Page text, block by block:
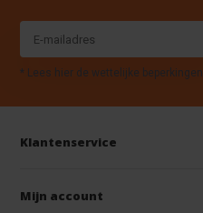
* Lees hier de wettelijke beperkingen
Klantenservice
Mijn account